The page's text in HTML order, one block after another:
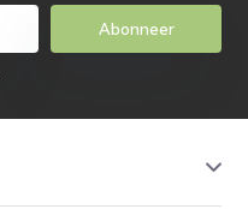
Abonneer